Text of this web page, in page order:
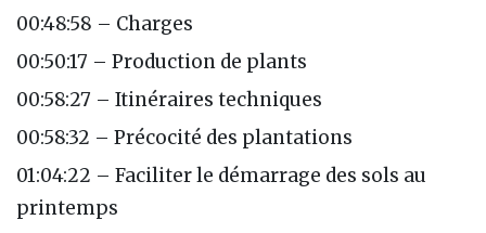
00:48:58 – Charges
00:50:17 – Production de plants
00:58:27 – Itinéraires techniques
00:58:32 – Précocité des plantations
01:04:22 – Faciliter le démarrage des sols au
printemps